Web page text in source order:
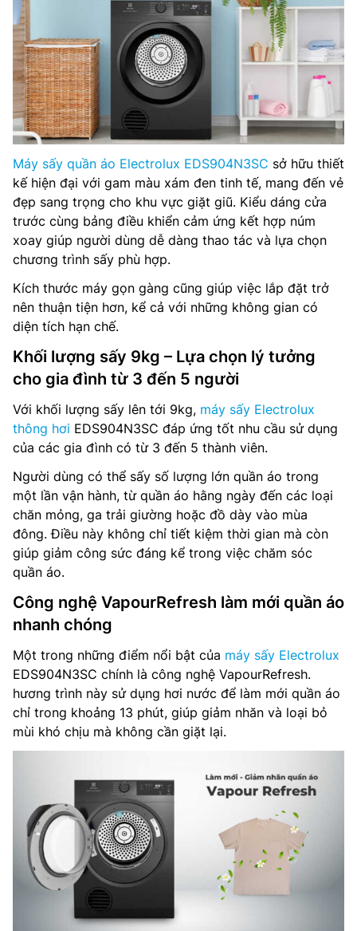
Máy sấy quần áo Electrolux EDS904N3SC sở hữu thiết
kế hiện đại với gam màu xám đen tinh tế, mang đến vẻ
đẹp sang trọng cho khu vực giặt giũ. Kiểu dáng cửa
trước cùng bảng điều khiển cảm ứng kết hợp núm
xoay giúp người dùng dễ dàng thao tác và lựa chọn
chương trình sấy phù hợp.
Kích thước máy gọn gàng cũng giúp việc lắp đặt trở
nên thuận tiện hơn, kể cả với những không gian có
diện tích hạn chế.
Khối lượng sấy 9kg – Lựa chọn lý tưởng
cho gia đình từ 3 đến 5 người
Với khối lượng sấy lên tới 9kg, máy sấy Electrolux
thông hơi EDS904N3SC đáp ứng tốt nhu cầu sử dụng
của các gia đình có từ 3 đến 5 thành viên.
Người dùng có thể sấy số lượng lớn quần áo trong
một lần vận hành, từ quần áo hằng ngày đến các loại
chăn mỏng, ga trải giường hoặc đồ dày vào mùa
đông. Điều này không chỉ tiết kiệm thời gian mà còn
giúp giảm công sức đáng kể trong việc chăm sóc
quần áo.
Công nghệ VapourRefresh làm mới quần áo
nhanh chóng
Một trong những điểm nổi bật của máy sấy Electrolux
EDS904N3SC chính là công nghệ VapourRefresh.
hương trình này sử dụng hơi nước để làm mới quần áo
chỉ trong khoảng 13 phút, giúp giảm nhăn và loại bỏ
mùi khó chịu mà không cần giặt lại.